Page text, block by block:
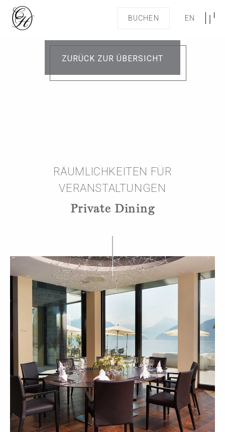
BUCHEN EN
ZURÜCK ZUR ÜBERSICHT
RÄUMLICHKEITEN FÜR
VERANSTALTUNGEN
Private Dining